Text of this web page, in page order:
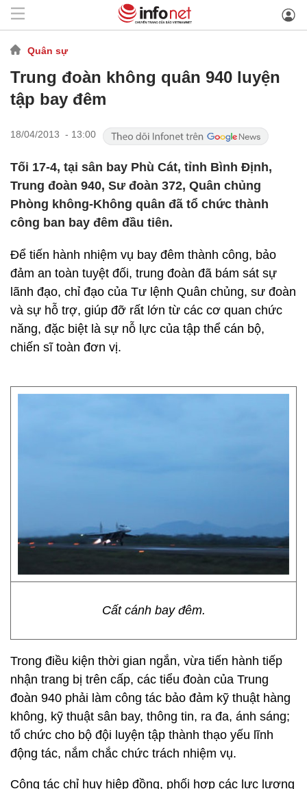
Quân sự
Trung đoàn không quân 940 luyện
tập bay đêm
18/04/2013 - 13:00
Tối 17-4, tại sân bay Phù Cát, tỉnh Bình Định,
Trung đoàn 940, Sư đoàn 372, Quân chủng
Phòng không-Không quân đã tổ chức thành
công ban bay đêm đầu tiên.
Để tiến hành nhiệm vụ bay đêm thành công, bảo
đảm an toàn tuyệt đối, trung đoàn đã bám sát sự
lãnh đạo, chỉ đạo của Tư lệnh Quân chủng, sư đoàn
và sự hỗ trợ, giúp đỡ rất lớn từ các cơ quan chức
năng, đặc biệt là sự nỗ lực của tập thể cán bộ,
chiến sĩ toàn đơn vị.
Cất cánh bay đêm.
Trong điều kiện thời gian ngắn, vừa tiến hành tiếp
nhận trang bị trên cấp, các tiểu đoàn của Trung
đoàn 940 phải làm công tác bảo đảm kỹ thuật hàng
không, kỹ thuật sân bay, thông tin, ra đa, ánh sáng;
tổ chức cho bộ đội luyện tập thành thạo yếu lĩnh
động tác, nắm chắc chức trách nhiệm vụ.
Công tác chỉ huy hiệp đồng, phối hợp các lực lượng